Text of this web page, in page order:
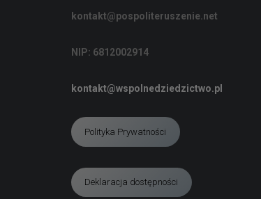
kontakt@pospoliteruszenie.net
NIP: 6812002914
kontakt@wspolnedziedzictwo.pl
Polityka Prywatności
Deklaracja dostępności